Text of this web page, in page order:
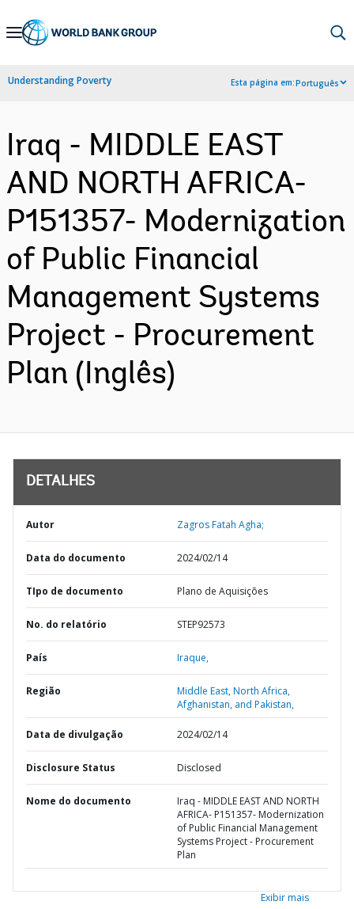
Skip
Navigation
Understanding Poverty Esta página em:Português
Iraq - MIDDLE EAST
AND NORTH AFRICA-
P151357- Modernization
of Public Financial
Management Systems
Project - Procurement
Plan (Inglês)
DETALHES
Autor Zagros Fatah Agha;
Data do documento 2024/02/14
TIpo de documento Plano de Aquisições
No. do relatório STEP92573
País Iraque,
Região
Middle East, North Africa,
Afghanistan, and Pakistan,
Data de divulgação 2024/02/14
Disclosure Status Disclosed
Nome do documento
Iraq - MIDDLE EAST AND NORTH
AFRICA- P151357- Modernization
of Public Financial Management
Systems Project - Procurement
Plan
Exibir mais